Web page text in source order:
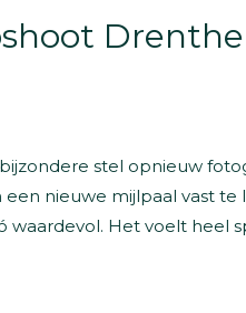
stel opnieuw
nieuwe mijlpaal vast
waardevol. Het voelt heel